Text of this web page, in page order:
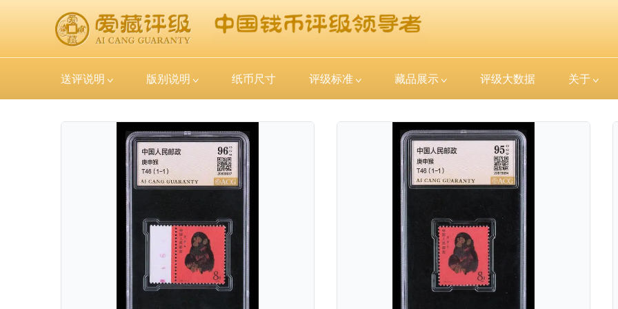
送评说明 版别说明 纸币尺寸 评级标准 藏品展示 评级大数据 关于